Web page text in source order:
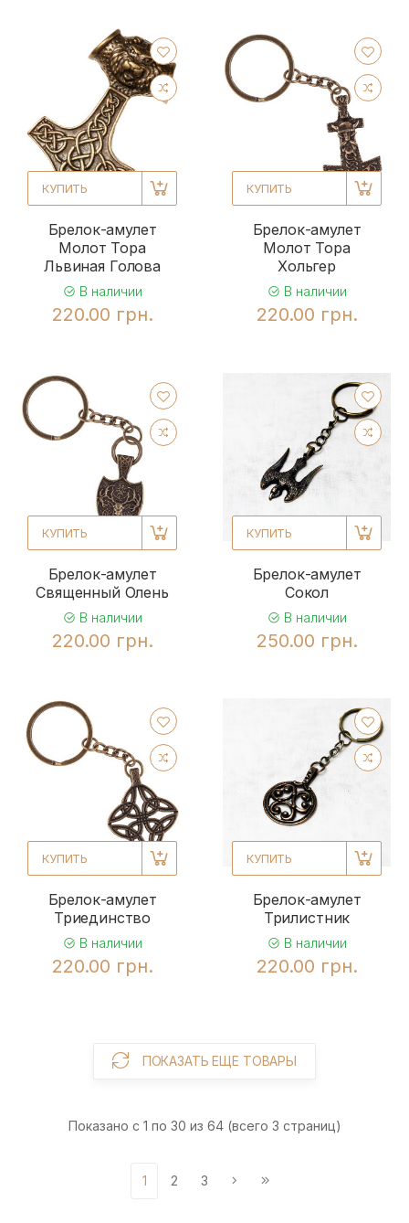
КУПИТЬ
Брелок-амулет
Молот Тора
Львиная Голова
В наличии
220.00 грн.
КУПИТЬ
Брелок-амулет
Молот Тора
Хольгер
В наличии
220.00 грн.
КУПИТЬ
Брелок-амулет
Священный Олень
В наличии
220.00 грн.
КУПИТЬ
Брелок-амулет
Сокол
В наличии
250.00 грн.
КУПИТЬ
Брелок-амулет
Триединство
В наличии
220.00 грн.
КУПИТЬ
Брелок-амулет
Трилистник
В наличии
220.00 грн.
ПОКАЗАТЬ ЕЩЕ ТОВАРЫ
Показано с 1 по 30 из 64 (всего 3 страниц)
1 2 3